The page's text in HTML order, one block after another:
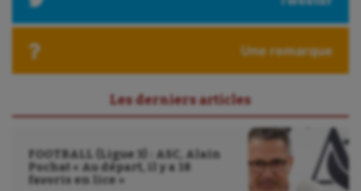
Ultimate frisbee
Wakeboard
Water-polo
Une remarque
Les derniers articles
FOOTBALL (Ligue 3) : ASC, Alain
Pochat « Au départ, il y a 18
favoris en lice »